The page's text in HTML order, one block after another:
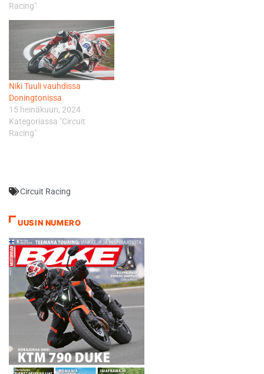
Racing"
Niki Tuuli vauhdissa
Doningtonissa
15 heinäkuun, 2024
Kategoriassa "Circuit
Racing"
Circuit Racing
UUSIN NUMERO